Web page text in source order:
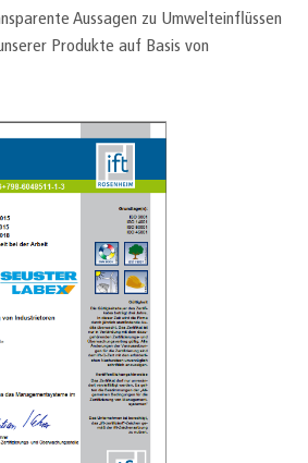
Aussagen zu Umwelteinflüssen
Produkte auf Basis von